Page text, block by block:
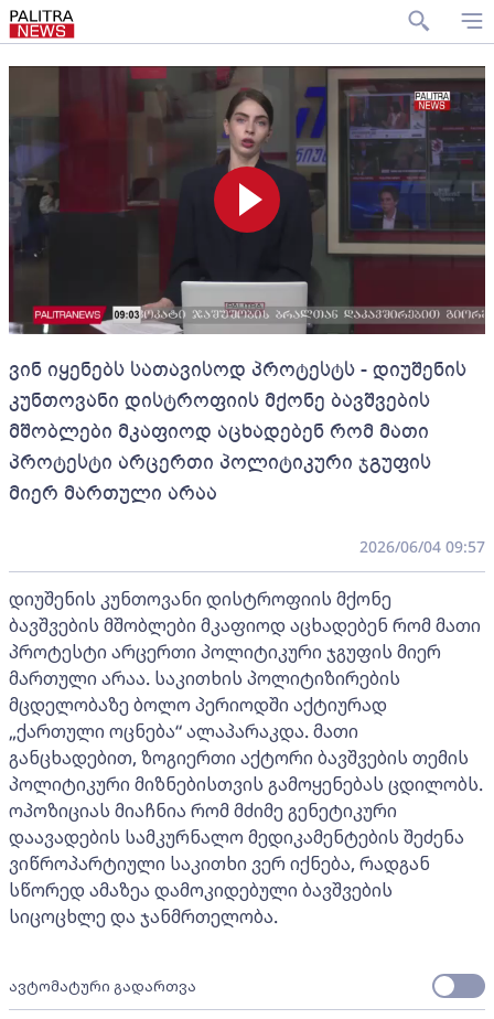
ვინ იყენებს სათავისოდ პროტესტს - დიუშენის
კუნთოვანი დისტროფიის მქონე ბავშვების
მშობლები მკაფიოდ აცხადებენ რომ მათი
პროტესტი არცერთი პოლიტიკური ჯგუფის
მიერ მართული არაა
2026/06/04 09:57
დიუშენის კუნთოვანი დისტროფიის მქონე
ბავშვების მშობლები მკაფიოდ აცხადებენ რომ მათი
პროტესტი არცერთი პოლიტიკური ჯგუფის მიერ
მართული არაა. საკითხის პოლიტიზირების
მცდელობაზე ბოლო პერიოდში აქტიურად
„ქართული ოცნება“ ალაპარაკდა. მათი
განცხადებით, ზოგიერთი აქტორი ბავშვების თემის
პოლიტიკური მიზნებისთვის გამოყენებას ცდილობს.
ოპოზიციას მიაჩნია რომ მძიმე გენეტიკური
დაავადების სამკურნალო მედიკამენტების შეძენა
ვიწროპარტიული საკითხი ვერ იქნება, რადგან
სწორედ ამაზეა დამოკიდებული ბავშვების
სიცოცხლე და ჯანმრთელობა.
ავტომატური გადართვა